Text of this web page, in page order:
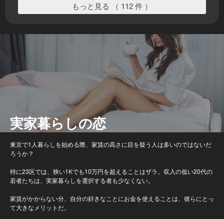
もっと見る （ 112 件 ）
実家暮らしの恋
東京で1人暮らしを始める際、家賃の高さに目を疑う人は多いのではないだ
ろうか？
特に23区では、狭い1Kでも10万円を超えることはザラ。収入の低い20代の
若者たちは、実家暮らしを選択する者も少なくない。
家賃がかからない分、自分の好きなことにお金を使えることは、彼らにとっ
て大きなメリットだ。